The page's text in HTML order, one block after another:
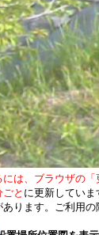
は、ブラウザの
ごと に更新してい
ります。ご利用